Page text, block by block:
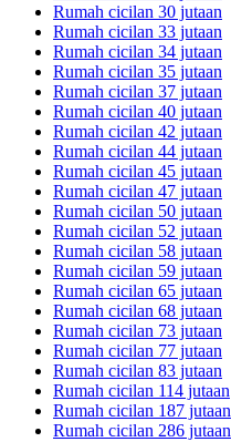
Rumah cicilan 30 jutaan
Rumah cicilan 33 jutaan
Rumah cicilan 34 jutaan
Rumah cicilan 35 jutaan
Rumah cicilan 37 jutaan
Rumah cicilan 40 jutaan
Rumah cicilan 42 jutaan
Rumah cicilan 44 jutaan
Rumah cicilan 45 jutaan
Rumah cicilan 47 jutaan
Rumah cicilan 50 jutaan
Rumah cicilan 52 jutaan
Rumah cicilan 58 jutaan
Rumah cicilan 59 jutaan
Rumah cicilan 65 jutaan
Rumah cicilan 68 jutaan
Rumah cicilan 73 jutaan
Rumah cicilan 77 jutaan
Rumah cicilan 83 jutaan
Rumah cicilan 114 jutaan
Rumah cicilan 187 jutaan
Rumah cicilan 286 jutaan